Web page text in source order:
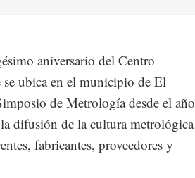
aniversario del Centro
ubica en el municipio de El
de Metrología desde el año
difusión de la cultura metrológica
fabricantes, proveedores y